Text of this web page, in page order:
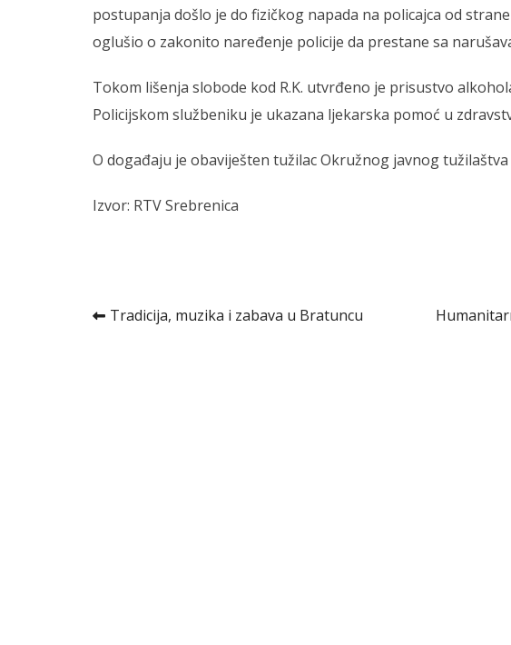
postupanja došlo je do fizičkog napada na policajca od strane
oglušio o zakonito naređenje policije da prestane sa
Tokom lišenja slobode kod R.K. utvrđeno je prisustvo
Policijskom službeniku je ukazana ljekarska pomoć u
O događaju je obaviješten tužilac Okružnog javnog
Izvor: RTV Srebrenica
Kretanje
Tradicija, muzika i zabava u Bratuncu